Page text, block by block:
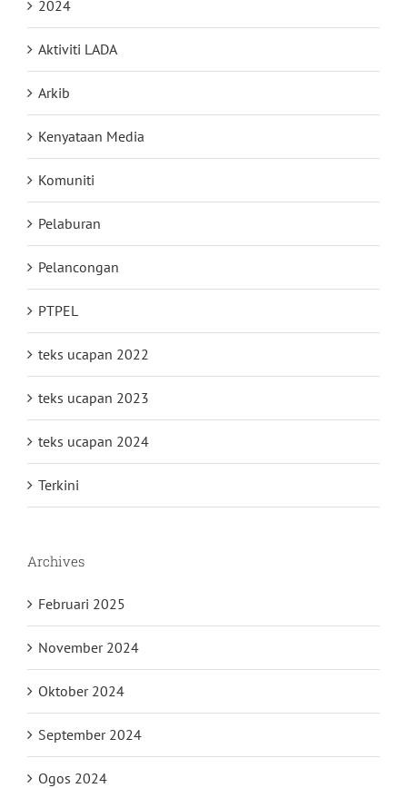
2024
Aktiviti LADA
Arkib
Kenyataan Media
Komuniti
Pelaburan
Pelancongan
PTPEL
teks ucapan 2022
teks ucapan 2023
teks ucapan 2024
Terkini
Archives
Februari 2025
November 2024
Oktober 2024
September 2024
Ogos 2024